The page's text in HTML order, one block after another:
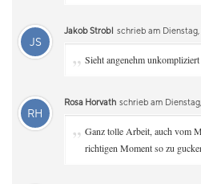
JS
Jakob Strobl schrieb am Dienstag,
„ Sieht angenehm
RH
Rosa Horvath schrieb am
„ Ganz tolle Arbeit, auch vom
richtigen Moment so zu